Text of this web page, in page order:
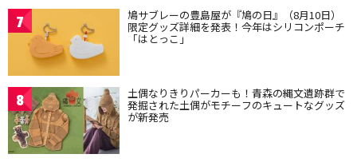
7 鳩サブレーの豊島屋が『鳩の日』（8月10日）
限定グッズ詳細を発表！今年はシリコンポーチ
「はとっこ」
8 土偶なりきりパーカーも！青森の縄文遺跡群で
発掘された土偶がモチーフのキュートなグッズ
が新発売